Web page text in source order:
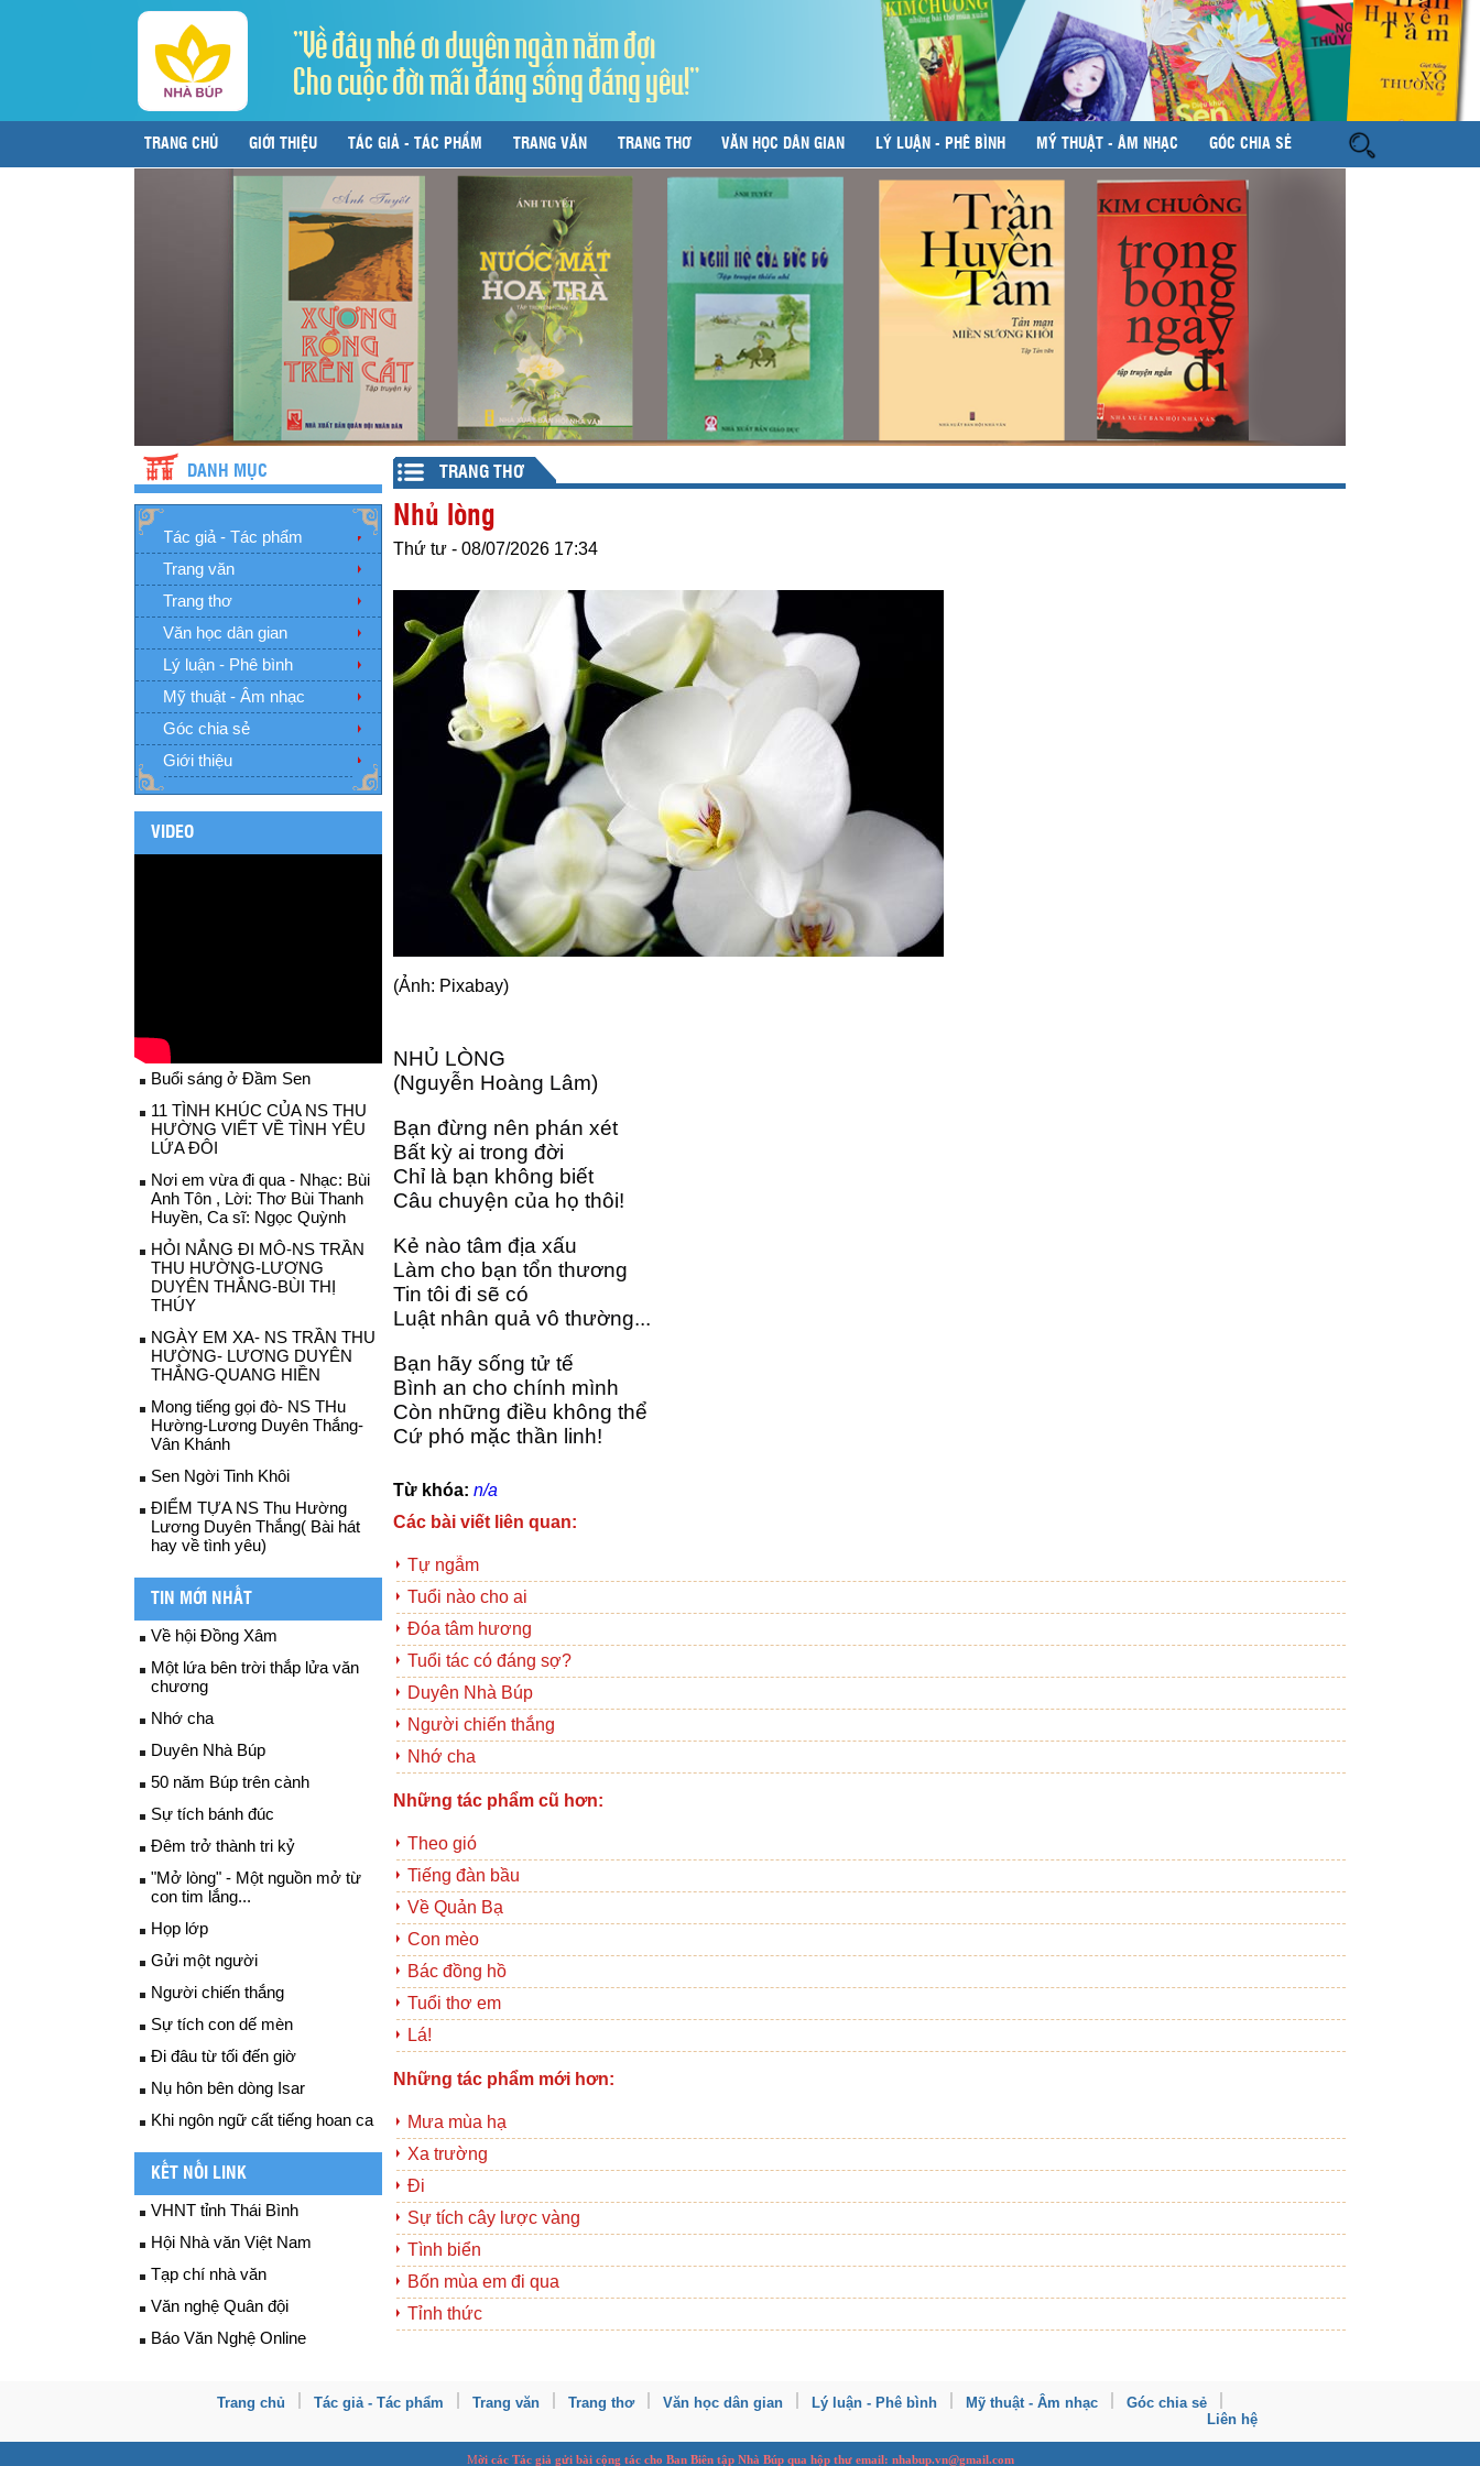
"Về đây nhé ơi duyên ngàn năm đợi
Cho cuộc đời mãi đáng sống đáng yêu!"
TRANG CHỦ GIỚI THIỆU TÁC GIẢ - TÁC PHẨM TRANG VĂN TRANG THƠ VĂN HỌC DÂN GIAN LÝ LUẬN - PHÊ BÌNH MỸ THUẬT - ÂM NHẠC GÓC CHIA SẺ
DANH MỤC
Tác giả - Tác phẩm
Trang văn
Trang thơ
Văn học dân gian
Lý luận - Phê bình
Mỹ thuật - Âm nhạc
Góc chia sẻ
Giới thiệu
VIDEO
Buổi sáng ở Đầm Sen
11 TÌNH KHÚC CỦA NS THU
HƯỜNG VIẾT VỀ TÌNH YÊU
LỨA ĐÔI
Nơi em vừa đi qua - Nhạc: Bùi
Anh Tôn , Lời: Thơ Bùi Thanh
Huyền, Ca sĩ: Ngọc Quỳnh
HỎI NẮNG ĐI MÔ-NS TRẦN
THU HƯỜNG-LƯƠNG
DUYÊN THẮNG-BÙI THỊ
THÚY
NGÀY EM XA- NS TRẦN THU
HƯỜNG- LƯƠNG DUYÊN
THẮNG-QUANG HIỀN
Mong tiếng gọi đò- NS THu
Hường-Lương Duyên Thắng-
Vân Khánh
Sen Ngời Tinh Khôi
ĐIỂM TỰA NS Thu Hường
Lương Duyên Thắng( Bài hát
hay về tình yêu)
TIN MỚI NHẤT
Về hội Đồng Xâm
Một lứa bên trời thắp lửa văn
chương
Nhớ cha
Duyên Nhà Búp
50 năm Búp trên cành
Sự tích bánh đúc
Đêm trở thành tri kỷ
"Mở lòng" - Một nguồn mở từ
con tim lắng...
Họp lớp
Gửi một người
Người chiến thắng
Sự tích con dế mèn
Đi đâu từ tối đến giờ
Nụ hôn bên dòng Isar
Khi ngôn ngữ cất tiếng hoan ca
KẾT NỐI LINK
VHNT tỉnh Thái Bình
Hội Nhà văn Việt Nam
Tạp chí nhà văn
Văn nghệ Quân đội
Báo Văn Nghệ Online
TRANG THƠ
Nhủ lòng
Thứ tư - 08/07/2026 17:34
(Ảnh: Pixabay)
NHỦ LÒNG
(Nguyễn Hoàng Lâm)
Bạn đừng nên phán xét
Bất kỳ ai trong đời
Chỉ là bạn không biết
Câu chuyện của họ thôi!
Kẻ nào tâm địa xấu
Làm cho bạn tổn thương
Tin tôi đi sẽ có
Luật nhân quả vô thường...
Bạn hãy sống tử tế
Bình an cho chính mình
Còn những điều không thể
Cứ phó mặc thần linh!
Từ khóa: n/a
Các bài viết liên quan:
Tự ngẫm
Tuổi nào cho ai
Đóa tâm hương
Tuổi tác có đáng sợ?
Duyên Nhà Búp
Người chiến thắng
Nhớ cha
Những tác phẩm cũ hơn:
Theo gió
Tiếng đàn bầu
Về Quản Bạ
Con mèo
Bác đồng hồ
Tuổi thơ em
Lá!
Những tác phẩm mới hơn:
Mưa mùa hạ
Xa trường
Đi
Sự tích cây lược vàng
Tình biển
Bốn mùa em đi qua
Tỉnh thức
Trang chủ Tác giả - Tác phẩm Trang văn Trang thơ Văn học dân gian Lý luận - Phê bình Mỹ thuật - Âm nhạc
Góc chia sẻ
Liên hệ
Mời các Tác giả gửi bài cộng táccho Ban Biên tập Nhà Búp qua hộp thư email: nhabup.vn@gmail.com